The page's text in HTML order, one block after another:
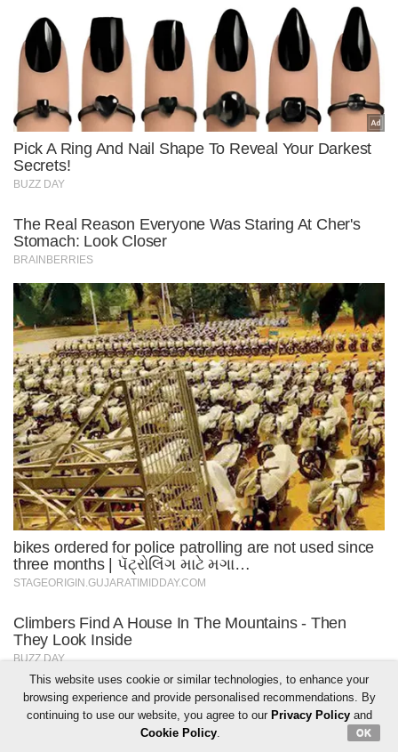
This website uses cookie or similar technologies, to enhance your
browsing experience and provide personalised recommendations. By
continuing to use our website, you agree to our Privacy Policyand
Cookie Policy. OK